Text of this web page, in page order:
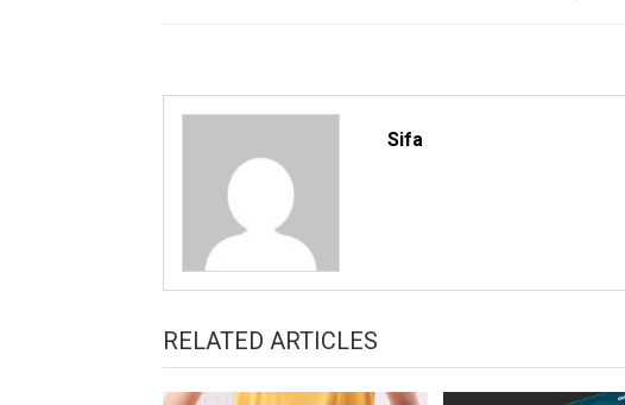
Sifa
RELATED ARTICLES